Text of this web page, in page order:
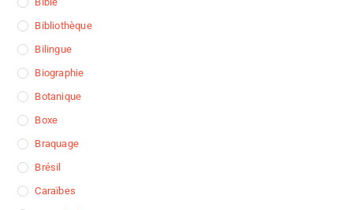
Bibliothèque
Bilingue
Biographie
Botanique
Boxe
Braquage
Brésil
Caraïbes